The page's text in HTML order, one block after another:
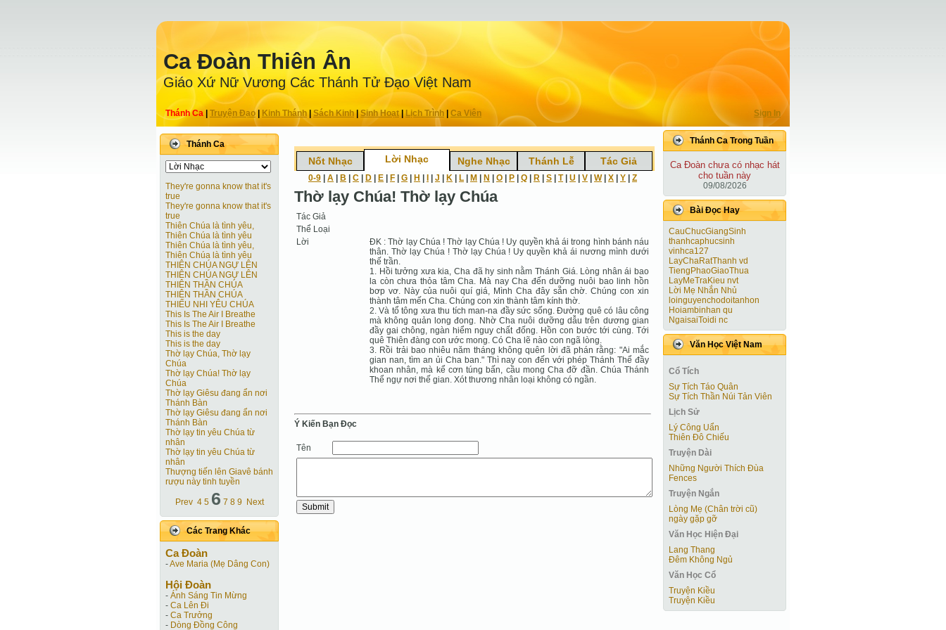
Ca Ðoàn Thiên Ân
Giáo Xứ Nữ Vương Các Thánh Tử Ðạo Việt Nam
Thánh Ca Truyện Ðạo| Kinh Thánh Sách Kinh|Sinh Hoạt| Lịch Trình Ca Viên Sign In
Thánh Ca
They're gonna know that it's
true
They're gonna know that it's
true
Thiên Chúa là tình yêu,
Thiên Chúa là tình yêu
Thiên Chúa là tình yêu,
Thiên Chúa là tình yêu
THIÊN CHÚA NGỰ LÊN
THIÊN CHÚA NGỰ LÊN
THIÊN THẦN CHÚA
THIÊN THẦN CHÚA
THIẾU NHI YÊU CHÚA
This Is The Air I Breathe
This Is The Air I Breathe
This is the day
This is the day
Thờ lạy Chúa, Thờ lạy
Chúa
Thờ lạy Chúa! Thờ lạy
Chúa
Thờ lạy Giêsu đang ẩn nơi
Thánh Bàn
Thờ lạy Giêsu đang ẩn nơi
Thánh Bàn
Thờ lạy tin yêu Chúa từ
nhân
Thờ lạy tin yêu Chúa từ
nhân
Thượng tiến lên Giavê bánh
rượu này tinh tuyền
Prev 4 5 6 7 8 9 Next
Các Trang Khác
Ca Ðoàn
-Ave Maria (Mẹ Dâng Con)
Hội Ðoàn
- Ánh Sáng Tin Mừng
- Ca Lên Đi
- Ca Trưởng
- Dòng Đồng Công
Nốt Nhạc Lời Nhạc Nghe Nhạc Thánh Lễ Tác Giả
0-9 A B C D E F G H J K L M N O P Q R S T| U V W| X Y Z
Thờ lạy Chúa! Thờ lạy Chúa
Tác Giả
Thể Loại
Lời
ĐK : Thờ lạy Chúa ! Thờ lạy Chúa ! Uy quyền khả ái trong hình bánh náu
thân. Thờ lạy Chúa ! Thờ lạy Chúa ! Uy quyền khả ái nương mình dưới
thế trần.
1. Hồi tưởng xưa kia, Cha đã hy sinh nằm Thánh Giá. Lòng nhân ái bao
la còn chưa thỏa tâm Cha. Mà nay Cha đến dưỡng nuôi bao linh hồn
bơp vơ. Này của nuôi quí giá, Mình Cha đây sẵn chờ. Chúng con xin
thành tâm mến Cha. Chúng con xin thành tâm kính thờ.
2. Và tổ tông xưa thu tích man-na đầy sức sống. Ðường quê có lâu công
mà không quản long đong. Nhờ Cha nuôi dưỡng dẫu trên dương gian
đầy gai chông, ngàn hiểm nguy chất đống. Hồn con bước tới cùng. Tới
quê Thiên đàng con ước mong. Có Cha lẽ nào con ngã lòng.
3. Rồi trải bao nhiêu năm tháng không quên lời đã phán rằng: "Ai mắc
gian nan, tìm an ủi Cha ban." Thì nay con đến với phép Thánh Thể đầy
khoan nhân, mà kể cơn túng bấn, cầu mong Cha đỡ đần. Chúa Thánh
Thể ngự nơi thế gian. Xót thương nhân loại không có ngần.
Ý Kiến Bạn Ðọc
Tên
Thánh Ca Trong Tuần
Ca Ðoàn chưa có nhạc hát
cho tuần này
09/08/2026
Bài Ðọc Hay
CauChucGiangSinh
thanhcaphucsinh
vinhca127
LayChaRatThanh vd
TiengPhaoGiaoThua
LayMeTraKieu nvt
Lời Mẹ Nhắn Nhủ
loinguyenchodoitanhon
Hoiambinhan qu
NgaisaiToidi nc
Văn Học Việt Nam
Cổ Tích
Sự Tích Táo Quân
Sự Tích Thần Núi Tản Viên
Lịch Sử
Lý Công Uẩn
Thiên Đô Chiếu
Truyện Dài
Những Người Thích Đùa
Fences
Truyện Ngắn
Lòng Mẹ (Chân trời cũ)
ngày gặp gỡ
Văn Học Hiện Ðại
Lang Thang
Đêm Không Ngủ
Văn Học Cổ
Truyện Kiều
Truyện Kiều